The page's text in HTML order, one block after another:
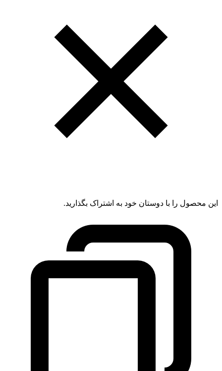
این محصول را با دوستان خود به اشتراک بگذارید.